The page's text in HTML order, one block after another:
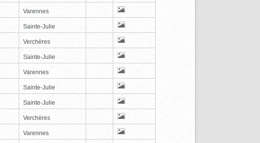
Varennes
Sainte-Julie
Verchères
Sainte-Julie
Varennes
Sainte-Julie
Sainte-Julie
Verchères
Varennes